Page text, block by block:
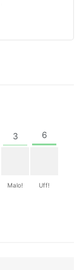
3
Malo!
6
Uff!